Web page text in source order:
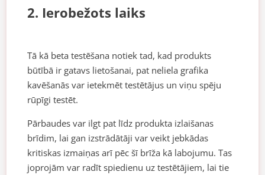
2. Ierobežots laiks
Tā kā beta testēšana notiek tad, kad produkts
būtībā ir gatavs lietošanai, pat neliela grafika
kavēšanās var ietekmēt testētājus un viņu spēju
rūpīgi testēt.
Pārbaudes var ilgt pat līdz produkta izlaišanas
brīdim, lai gan izstrādātāji var veikt jebkādas
kritiskas izmaiņas arī pēc šī brīža kā labojumu. Tas
joprojām var radīt spiedienu uz testētājiem, lai tie